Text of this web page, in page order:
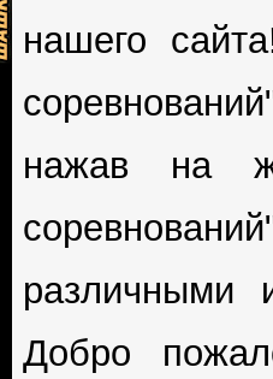
нашего
нажав на
различными
Добро